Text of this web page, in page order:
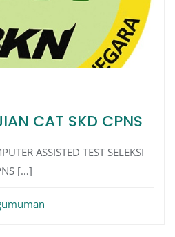
CAT SKD CPNS
ASSISTED TEST SELEKSI
[…]